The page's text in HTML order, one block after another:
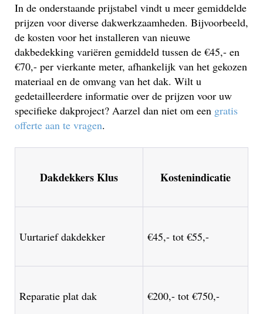
In de onderstaande prijstabel vindt u meer gemiddelde
prijzen voor diverse dakwerkzaamheden. Bijvoorbeeld,
de kosten voor het installeren van nieuwe
dakbedekking variëren gemiddeld tussen de €45,- en
€70,- per vierkante meter, afhankelijk van het gekozen
materiaal en de omvang van het dak. Wilt u
gedetailleerdere informatie over de prijzen voor uw
specifieke dakproject? Aarzel dan niet om een gratis
offerte aan te vragen.
Dakdekkers Klus Kostenindicatie
Uurtarief dakdekker €45,- tot €55,-
Reparatie plat dak €200,- tot €750,-